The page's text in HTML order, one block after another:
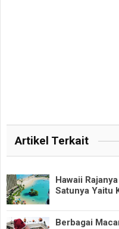
Artikel Terkait
Hawaii
Satunya Yaitu
Berbagai